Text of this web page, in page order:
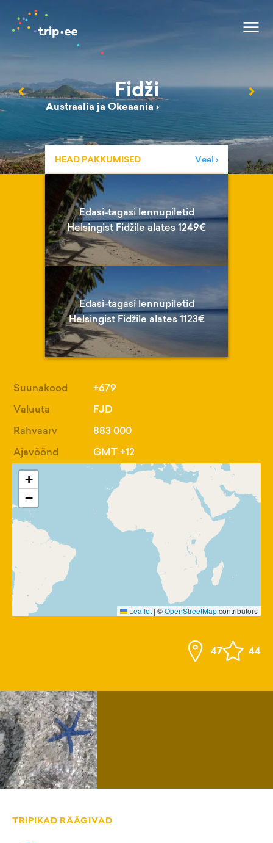
‹ Fidži
Austraalia ja Okeaania ›
›
HEAD PAKKUMISED Veel ›
Edasi-tagasi lennupiletid
Helsingist Fidžile alates 1249€
Edasi-tagasi lennupiletid
Helsingist Fidžile alates 1123€
Suunakood
+679
Valuuta
FJD
Rahvaarv
883 000
Ajavöönd
GMT +12
+
−
Leaflet | ©OpenStreetMapcontributors
47 44
TRIPIKAD RÄÄGIVAD